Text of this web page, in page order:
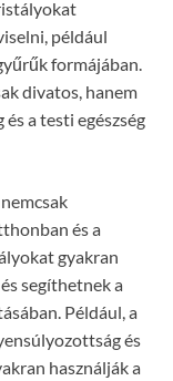
például
formájában.
divatos, hanem
a testi egészség
és a
gyakran
segíthetnek a
Például, a
és
használják a